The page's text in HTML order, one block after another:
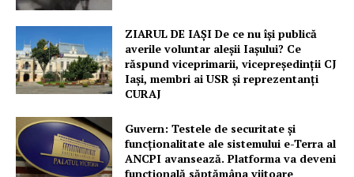
ZIARUL DE IAȘI De ce nu își publică
averile voluntar aleșii Iașului? Ce
răspund viceprimarii, vicepreședinții CJ
Iași, membri ai USR și reprezentanți
CURAJ
Guvern: Testele de securitate și
funcționalitate ale sistemului e-Terra al
ANCPI avansează. Platforma va deveni
funcțională săptămâna viitoare